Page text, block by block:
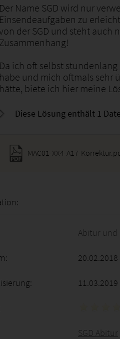
Der Name SGD wird nur
Einsendeaufgaben zu
der SGD und steht auch
Zusammenhang!
Da ich oft selbst
habe und mich oftmals sehr
hätte, biete ich hier meine
Diese Lösung enthält 1
MAC01-XX4-A17-
Abitur und
11.03.2019
SGD Abitur